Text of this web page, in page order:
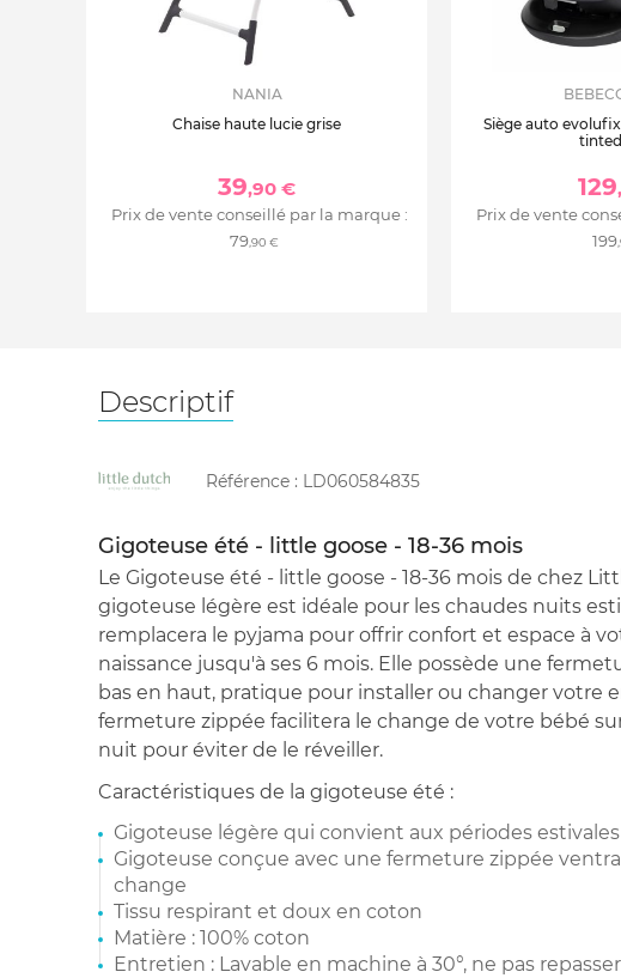
NANIA
Chaise haute lucie grise
39,90 €
Prix de vente conseillé par la marque :
79,90 €
Siège auto
129
Prix de vente
199
Descriptif
Référence : LD060584835
Gigoteuse été - little goose - 18-36 mois
Le Gigoteuse été - little goose - 18-36 mois de chez
gigoteuse légère est idéale pour les chaudes nuits
remplacera le pyjama pour offrir confort et espace à
naissance jusqu'à ses 6 mois. Elle possède une
bas en haut, pratique pour installer ou changer votre
fermeture zippée facilitera le change de votre bébé
nuit pour éviter de le réveiller.
Caractéristiques de la gigoteuse été :
Gigoteuse légère qui convient aux périodes estivales
Gigoteuse conçue avec une fermeture zippée
change
Tissu respirant et doux en coton
Matière : 100% coton
Entretien : Lavable en machine à 30°, ne pas